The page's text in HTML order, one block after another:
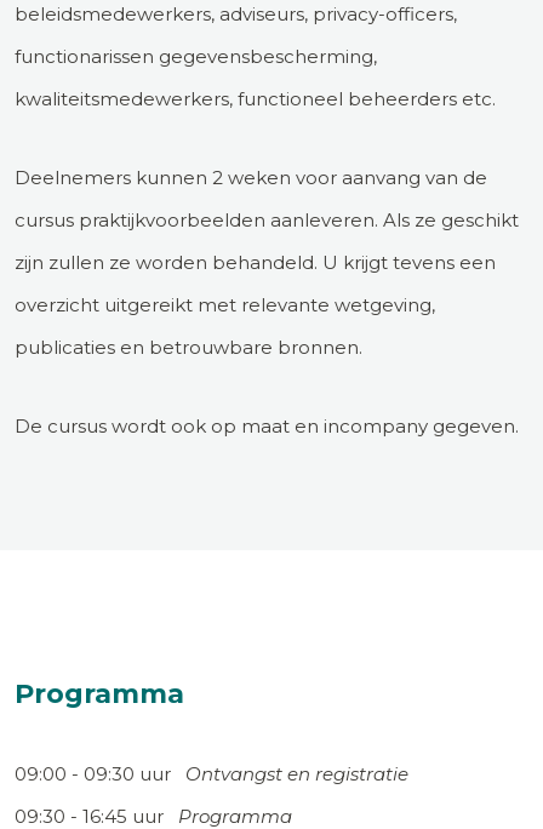
beleidsmedewerkers, adviseurs, privacy-officers,
functionarissen gegevensbescherming,
kwaliteitsmedewerkers, functioneel beheerders etc.
Deelnemers kunnen 2 weken voor aanvang van de
cursus praktijkvoorbeelden aanleveren. Als ze geschikt
zijn zullen ze worden behandeld. U krijgt tevens een
overzicht uitgereikt met relevante wetgeving,
publicaties en betrouwbare bronnen.
De cursus wordt ook op maat en incompany gegeven.
Programma
09:00 - 09:30 uur
Ontvangst en registratie
09:30 - 16:45 uur Programma